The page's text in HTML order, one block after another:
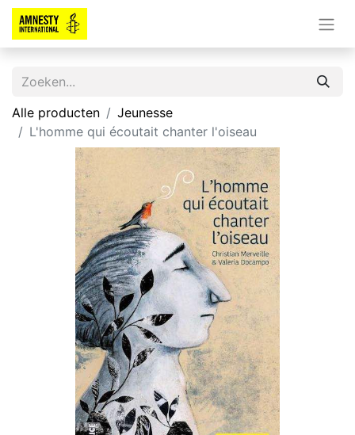
Alle producten
Jeunesse
L'homme qui écoutait chanter l'oiseau